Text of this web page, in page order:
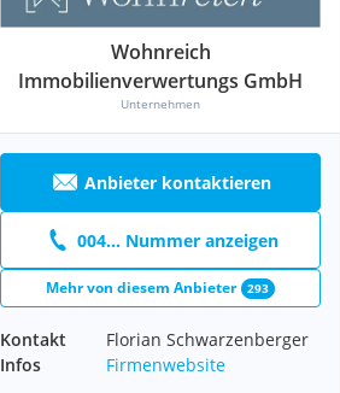
Wohnreich
Immobilienverwertungs GmbH
Unternehmen
Anbieter kontaktieren
004... Nummer anzeigen
Mehr von diesem Anbieter 293
Kontakt
Florian Schwarzenberger
Infos
Firmenwebsite